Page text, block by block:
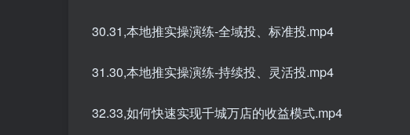
30.31,本地推实操演练-全域投、标准投.mp4
31.30,本地推实操演练-持续投、灵活投.mp4
32.33,如何快速实现千城万店的收益模式.mp4